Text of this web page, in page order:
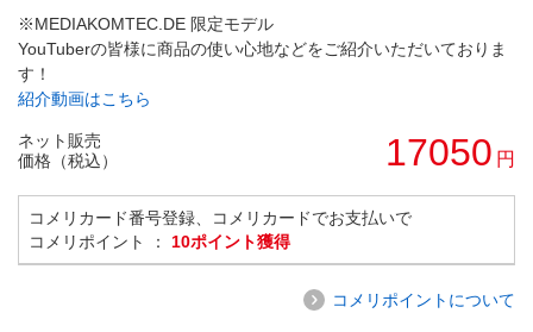
※MEDIAKOMTEC.DE 限定モデル
YouTuberの皆様に商品の使い心地などをご紹介いただいておりま
す！
紹介動画はこちら
ネット販売
価格（税込）
17050 円
コメリカード番号登録、コメリカードでお支払いで
コメリポイント ： 10ポイント獲得
コメリポイントについて